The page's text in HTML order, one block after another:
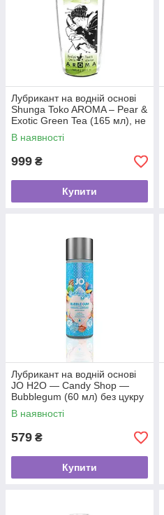
Лубрикант на водній основі
Shunga Toko AROMA – Pear &
Exotic Green Tea (165 мл), не
містить цукру
В наявності
999 ₴
Купити
Лубрикант на водній основі
JO H2O — Candy Shop —
Bubblegum (60 мл) без цукру
та парабенів
В наявності
579 ₴
Купити